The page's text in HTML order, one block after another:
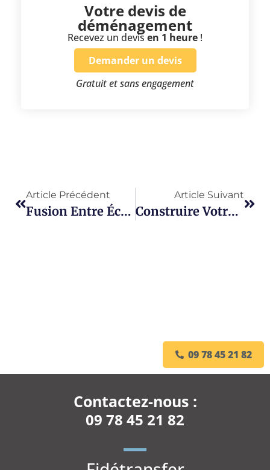
Votre devis de
déménagement
Recevez un devisen 1 heure !
Demander un devis
Gratuit et sans engagement
Article Précédent
Fusion Entre Écologie Et Créativité : Votre Guide Pour Un Savon Diy Fait Maison Et Éco-Responsable
Article Suivant
Construire Votre Avenir Financier : Apprendre À Suivre Les Courbes En Bourse
09 78 45 21 82
Contactez-nous :
09 78 45 21 82